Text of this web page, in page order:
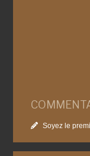
Soyez le